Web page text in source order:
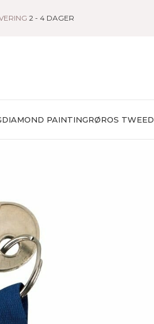
2 - 4 DAGER
DIAMOND PAINTINGRØROS TWEED